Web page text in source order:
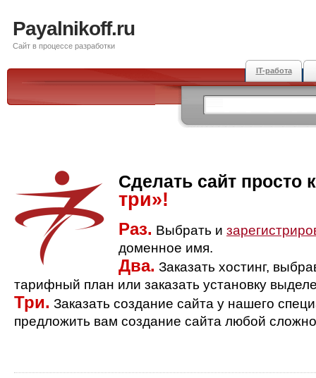
Payalnikoff.ru
Сайт в процессе разработки
IT-работа
Сделать сайт просто
три»!
Раз. Выбрать и
доменное имя.
Два. Заказать хостинг,
тарифный план или заказать установку
Три. Заказать создание сайта у нашего
предложить вам создание сайта любой